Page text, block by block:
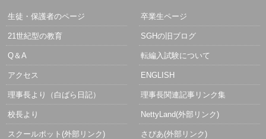
生徒・保護者のページ 卒業生ページ
21世紀型の教育 SGHの旧ブログ
Q＆A 転編入試験について
アクセス ENGLISH
理事長より（白ばら日記） 理事長関連記事リンク集
校長より NettyLand(外部リンク)
スクールポット(外部リンク) さぴあ(外部リンク)